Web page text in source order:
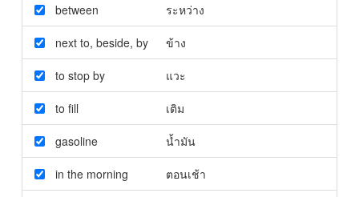
between ระหว่าง
next to, beside, by ข้าง
to stop by แวะ
to fill เติม
gasoline น้ำมัน
in the morning ตอนเช้า